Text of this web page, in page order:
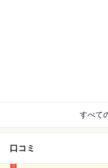
すべて
口コミ